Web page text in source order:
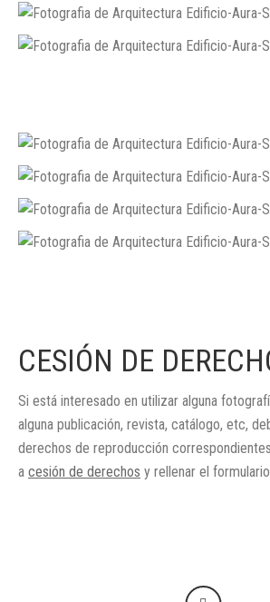
CESIÓN DE
Si está interesado en utilizar alguna
alguna publicación, revista, catálogo, etc,
derechos de reproducción
a cesión de derechos y rellenar el